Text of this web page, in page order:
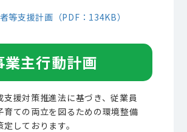
等支援計画（PDF：134KB）
業主行動計画
支援対策推進法に基づき、従業員
育ての両立を図るための環境整備
しております。